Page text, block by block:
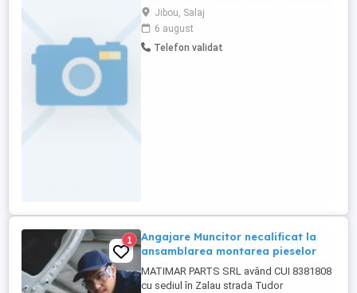
între 3000 si 6500 lei in functie de abilități.
Jibou, Salaj
6 august
Telefon validat
1
Angajare Muncitor necalificat la
ansamblarea montarea pieselor
MATIMAR PARTS SRL având CUI 8381808
cu sediul în Zalau strada Tudor